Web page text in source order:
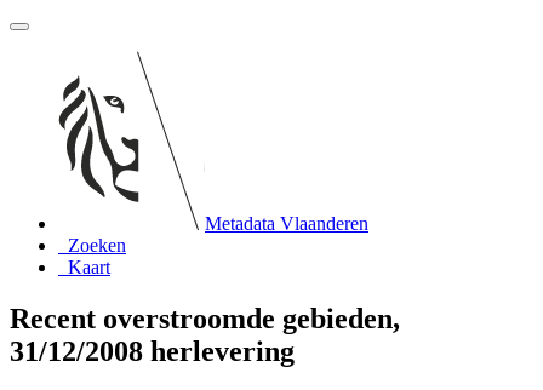
Metadata Vlaanderen
Zoeken
Kaart
Recent overstroomde gebieden,
31/12/2008 herlevering